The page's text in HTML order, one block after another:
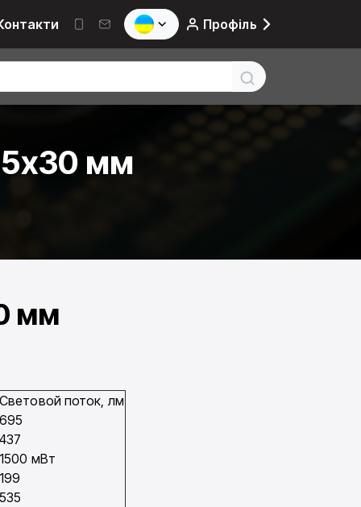
Профіль
мм
мм
Световой поток, лм
695
437
1500 мВт
199
535